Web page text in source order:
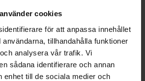
cookies
för att anpassa innehållet
tillhandahålla funktioner
analysera vår trafik. Vi
sådana identifierare och annan
enhet till de sociala medier och
villkoren
Spara